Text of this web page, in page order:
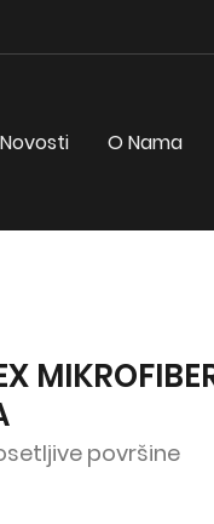
Novosti O Nama
površine